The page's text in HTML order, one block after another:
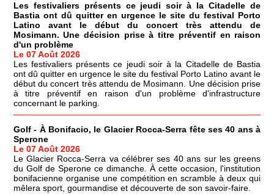
Les festivaliers présents ce jeudi soir à la Citadelle de
Bastia ont dû quitter en urgence le site du festival Porto
Latino avant le début du concert très attendu de
Mosimann. Une décision prise à titre préventif en raison
d'un problème
Le 07 Août 2026
Les festivaliers présents ce jeudi soir à la Citadelle de Bastia
ont dû quitter en urgence le site du festival Porto Latino avant le
début du concert très attendu de Mosimann. Une décision prise
à titre préventif en raison d'un problème d'infrastructure
concernant le parking.
Golf - À Bonifacio, le Glacier Rocca-Serra fête ses 40 ans à
Sperone
Le 07 Août 2026
Le Glacier Rocca-Serra va célébrer ses 40 ans sur les greens
du Golf de Sperone ce dimanche. À cette occasion, l'institution
bonifacienne organise une compétition en scramble à deux qui
mêlera sport, gourmandise et découverte de son savoir-faire.